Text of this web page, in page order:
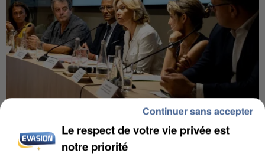
INCENDIES : L’ÎLE-DE-FRANCE LANCE UN ÉLAN
DE SOLIDARITÉ AVEC LES...
Le respect de votre vie privée est
notre priorité
Continuer sans accepter